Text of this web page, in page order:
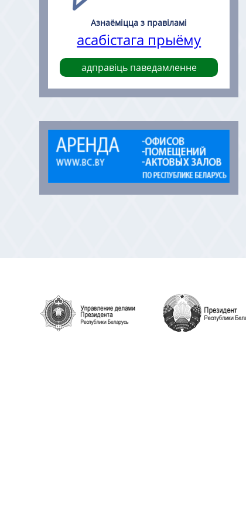
Азнаёміцца з правіламі
асабістага прыёму
адправіць паведамленне